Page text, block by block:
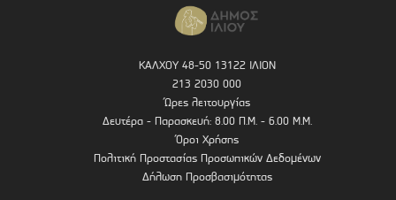
ΚΑΛΧΟΥ 48-50 13122 ΙΛΙΟΝ
213 2030 000
Ώρες λειτουργίας
Δευτέρα - Παρασκευή: 8.00 Π.Μ. - 6.00 Μ.Μ.
Όροι Χρήσης
Πολιτική Προστασίας Προσωπικών Δεδομένων
Δήλωση Προσβασιμότητας